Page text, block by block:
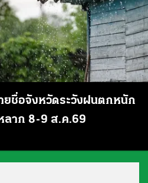
ยชื่อจังหวัดระวังฝนตกหนัก
าก 8-9 ส.ค.69